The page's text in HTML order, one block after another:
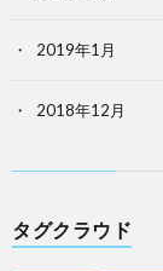
2019年1月
2018年12月
タグクラウド